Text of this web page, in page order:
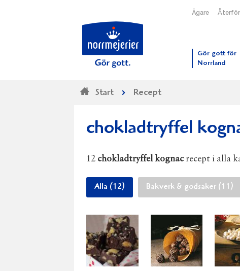
Ägare
Gör gott för
Norrland
Start Recept
chokladtryffel
12 chokladtryffel kognacrecept i alla
Alla (12) Bakverk & godsaker (11)